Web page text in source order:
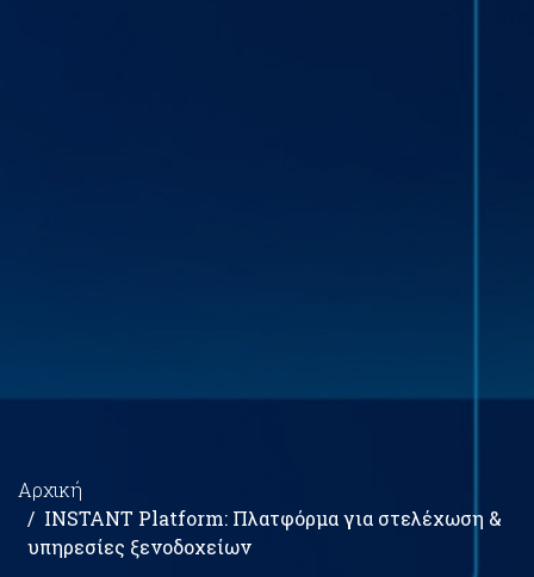
Breadcrumb
Αρχική
INSTANT Platform: Πλατφόρμα για στελέχωση &
υπηρεσίες ξενοδοχείων